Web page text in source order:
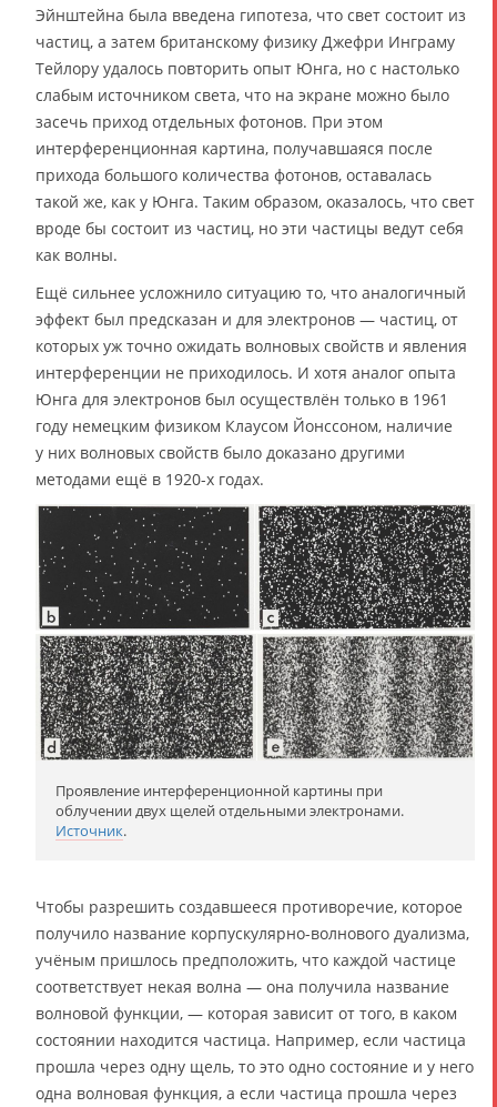
Эйнштейна была введена гипотеза, что свет состоит из
частиц, а затем британскому физику Джефри Инграму
Тейлору удалось повторить опыт Юнга, но с настолько
слабым источником света, что на экране можно было
засечь приход отдельных фотонов. При этом
интерференционная картина, получавшаяся после
прихода большого количества фотонов, оставалась
такой же, как у Юнга. Таким образом, оказалось, что свет
вроде бы состоит из частиц, но эти частицы ведут себя
как волны.
Ещё сильнее усложнило ситуацию то, что аналогичный
эффект был предсказан и для электронов — частиц, от
которых уж точно ожидать волновых свойств и явления
интерференции не приходилось. И хотя аналог опыта
Юнга для электронов был осуществлён только в 1961
году немецким физиком Клаусом Йонссоном, наличие
у них волновых свойств было доказано другими
методами ещё в 1920-х годах.
Проявление интерференционной картины при
облучении двух щелей отдельными электронами.
Источник.
Чтобы разрешить создавшееся противоречие, которое
получило название корпускулярно-волнового дуализма,
учёным пришлось предположить, что каждой частице
соответствует некая волна — она получила название
волновой функции, — которая зависит от того, в каком
состоянии находится частица. Например, если частица
прошла через одну щель, то это одно состояние и у него
одна волновая функция, а если частица прошла через